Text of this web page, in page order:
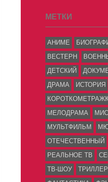
МЕТКИ
АНИМЕ
ВЕСТЕРН
ДЕТСКИЙ
ДРАМА
ИСТОРИЯ
МЕЛОДРАМА
МУЛЬТФИЛЬМ
ОТЕЧЕСТВЕННЫЙ
РЕАЛЬНОЕ ТВ
ТВ-ШОУ
ТРИЛЛЕР